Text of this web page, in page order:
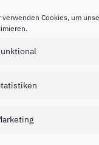
verwenden Cookies, um